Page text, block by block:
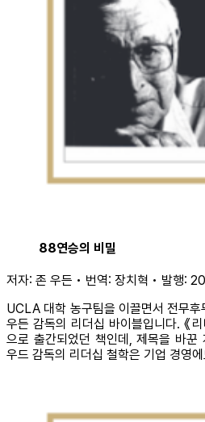
88연승의 비밀
저자: 존 우든 • 번역: 장치혁 • 발행:
UCLA 대학 농구팀을 이끌면서 전무
우든 감독의 리더십 바이블입니다. 《
으로 출간되었던 책인데, 제목을 바꾼
우드 감독의 리더십 철학은 기업 경영